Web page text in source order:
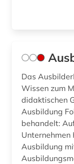
indologie
Das
Wissen zum
didaktischen
Ausbildung
behandelt: Aufgaben des Ausbilders im
Unternehmen Handlungsfelder der betrieblichen
Ausbildung
Ausbildungsmarketing